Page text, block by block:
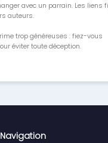
avec un parrain. Les liens
auteurs.
trop généreuses : fiez-vous
éviter toute déception.
Navigation